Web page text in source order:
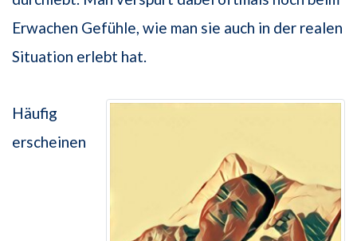
Erwachen Gefühle, wie man sie auch in der realen
Situation erlebt hat.
Häufig
erscheinen